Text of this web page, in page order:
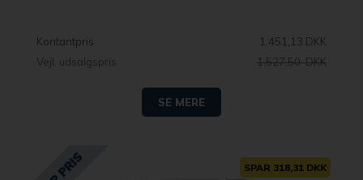
Kontantpris
1.451,13 DKK
Vejl. udsalgspris
1.527,50 DKK
SE MERE
SPAR 318,31 DKK